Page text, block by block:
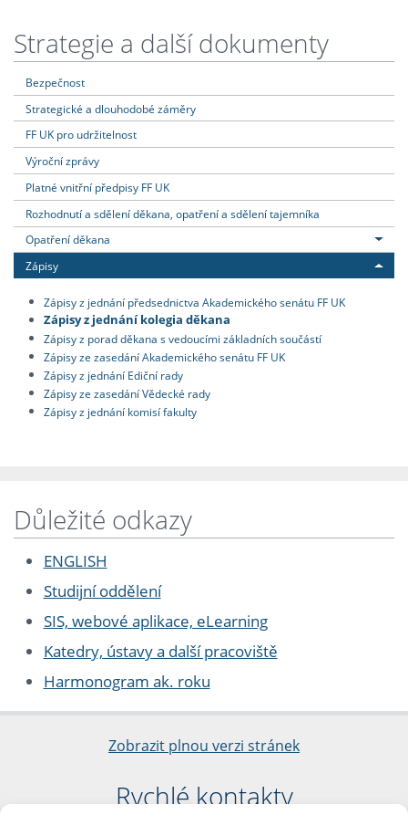
Strategie a další dokumenty
Bezpečnost
Strategické a dlouhodobé záměry
FF UK pro udržitelnost
Výroční zprávy
Platné vnitřní předpisy FF UK
Rozhodnutí a sdělení děkana, opatření a sdělení tajemníka
Opatření děkana
Zápisy
Zápisy z jednání předsednictva Akademického senátu FF UK
Zápisy z jednání kolegia děkana
Zápisy z porad děkana s vedoucími základních součástí
Zápisy ze zasedání Akademického senátu FF UK
Zápisy z jednání Ediční rady
Zápisy ze zasedání Vědecké rady
Zápisy z jednání komisí fakulty
Důležité odkazy
ENGLISH
Studijní oddělení
SIS, webové aplikace, eLearning
Katedry, ústavy a další pracoviště
Harmonogram ak. roku
Zobrazit plnou verzi stránek
Rychlé kontakty